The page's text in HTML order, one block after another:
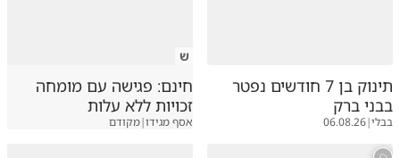
תינוק בן 7 חודשים נפטר
בבני ברק
בבלי|
06.08.26
ש
חינם: פגישה עם מומחה
זכויות ללא עלות
אסף מגידו|מקודם